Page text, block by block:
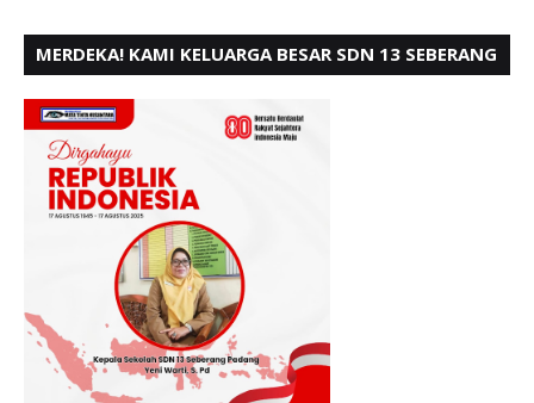
MERDEKA! KAMI KELUARGA BESAR SDN 13 SEBERANG